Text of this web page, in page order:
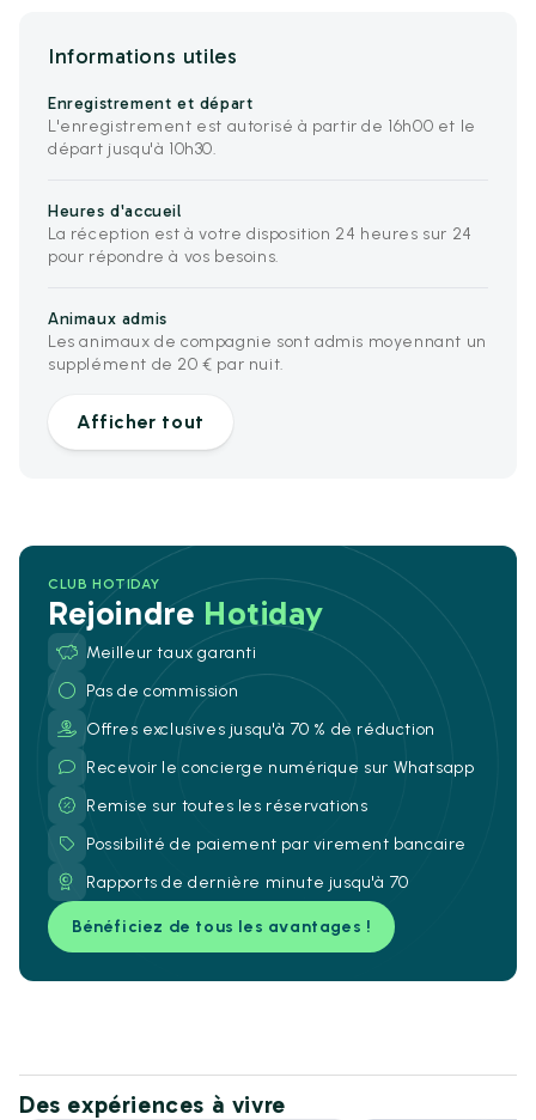
Informations utiles
Enregistrement et départ
L'enregistrement est autorisé à partir de 16h00 et le
départ jusqu'à 10h30.
Heures d'accueil
La réception est à votre disposition 24 heures sur 24
pour répondre à vos besoins.
Animaux admis
Les animaux de compagnie sont admis moyennant un
supplément de 20 € par nuit.
Afficher tout
CLUB HOTIDAY
Rejoindre Hotiday
Meilleur taux garanti
Pas de commission
Offres exclusives jusqu'à 70 % de réduction
Recevoir le concierge numérique sur Whatsapp
Remise sur toutes les réservations
Possibilité de paiement par virement bancaire
Rapports de dernière minute jusqu'à 70
Bénéficiez de tous les avantages !
Des expériences à vivre